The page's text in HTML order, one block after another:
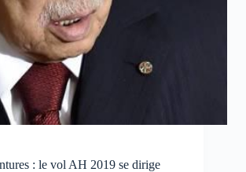
: le vol AH 2019 se dirige